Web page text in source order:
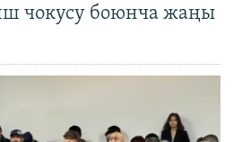
чокусу боюнча жаңы